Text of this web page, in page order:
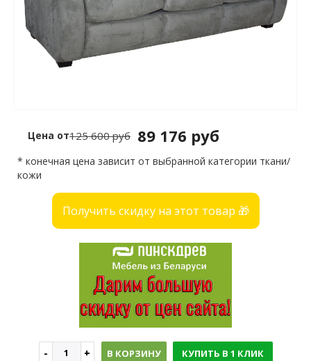
Цена от 89 176 руб
125 600 руб
* конечная цена зависит от выбранной категории ткани/
кожи
Получить скидку на этот товар 🎁
В КОРЗИНУ КУПИТЬ В 1 КЛИК